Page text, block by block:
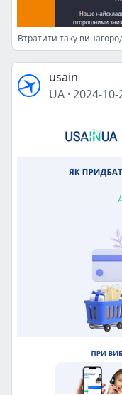
Втратити таку
usain
UA · 2024-10-